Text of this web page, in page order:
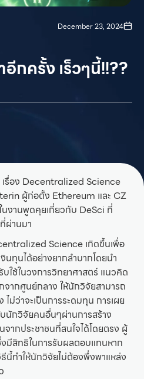
December 23, 2024
กครั้ง เร็วๆนี้!!??
รื่อง Decentralized Science
ผู้ก่อตั้ง Ethereum และ CZ
งานพูดคุยเกี่ยวกับ DeSci ที่
ผ่านมา
Science เกิดขึ้นเพื่อ
ทุนได้อย่างยากลำบากโดยนำ
ใช้ในวงการวิทยาศาสตร์ แนวคิด
จากศูนย์กลาง ให้นักวิจัยสามารถ
ม่ว่าจะเป็นการระดมทุน การเผย
นักวิจัยคนอื่นๆผ่านการสร้าง
ากประชาชนที่สนใจได้โดยตรง ผู้
มีสิทธิในการรับผลตอบแทนหาก
ธีนี้ทำให้นักวิจัยไม่ต้องพึ่งพาแหล่ง